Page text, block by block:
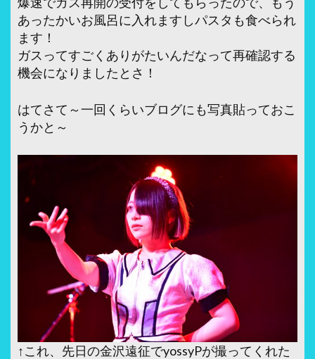
あったかいお風呂に入れますしパスタも食べられ
ます！
ガスってすごくありがたいんだなって再確認する
機会になりましたとさ！
はてさて～一回くらいブログにも写真貼っておこ
うかと～
↑これ、先日の金沢遠征でyossyPが撮ってくれた